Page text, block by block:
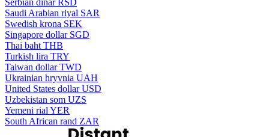
Serbian dinar RSD
Saudi Arabian riyal SAR
Swedish krona SEK
Singapore dollar SGD
Thai baht THB
Turkish lira TRY
Taiwan dollar TWD
Ukrainian hryvnia UAH
United States dollar USD
Uzbekistan som UZS
Yemeni rial YER
South African rand ZAR